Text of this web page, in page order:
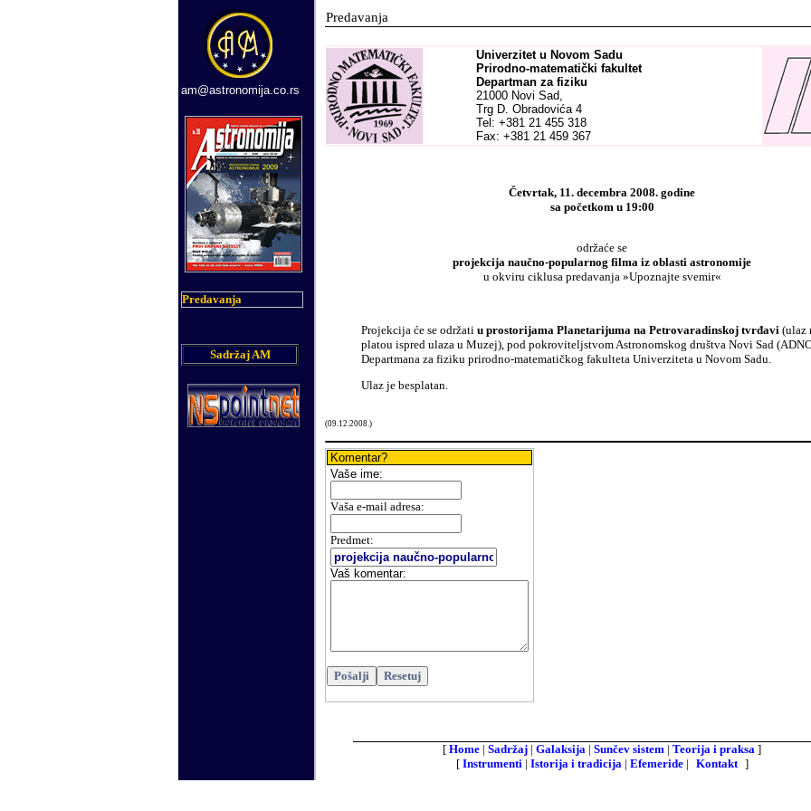
am@astronomija.co.rs
Predavanja
Sadržaj AM
Predavanja
Univerzitet u Novom Sadu
Prirodno-matematički fakultet
Departman za fiziku
21000 Novi Sad,
Trg D. Obradovića 4
Tel: +381 21 455 318
Fax: +381 21 459 367
Četvrtak, 11. decembra 2008. godine
sa početkom u 19:00
održaće se
projekcija naučno-popularnog filma iz oblasti astronomije
u okviru ciklusa predavanja »Upoznajte svemir«
Projekcija će se održati u prostorijama Planetarijuma na Petrovaradinskoj tvrđavi (ulaz
platou ispred ulaza u Muzej), pod pokroviteljstvom Astronomskog društva Novi Sad
Departmana za fiziku prirodno-matematičkog fakulteta Univerziteta u Novom Sadu.
Ulaz je besplatan.
(09.12.2008.)
Komentar?
Vaše ime:
Vaša e-mail adresa:
Predmet:
Vaš komentar:
[ Home | Sadržaj | Galaksija | Sunčev sistem | Teorija i praksa ]
[ Instrumenti | Istorija i tradicija | Efemeride| Kontakt ]